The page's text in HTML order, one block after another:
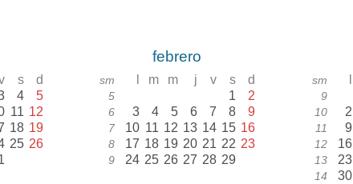
s d
4 5
11 12
18 19
25 26
febrero
sm m m j v s d
5 1 2
6 3 4 5 6 7 8 9
7 10 11 12 13 14 15 16
8 17 18 19 20 21 22 23
9 24 25 26 27 28 29
sm
9
10 2
11 9
12 16
13 23
14 30